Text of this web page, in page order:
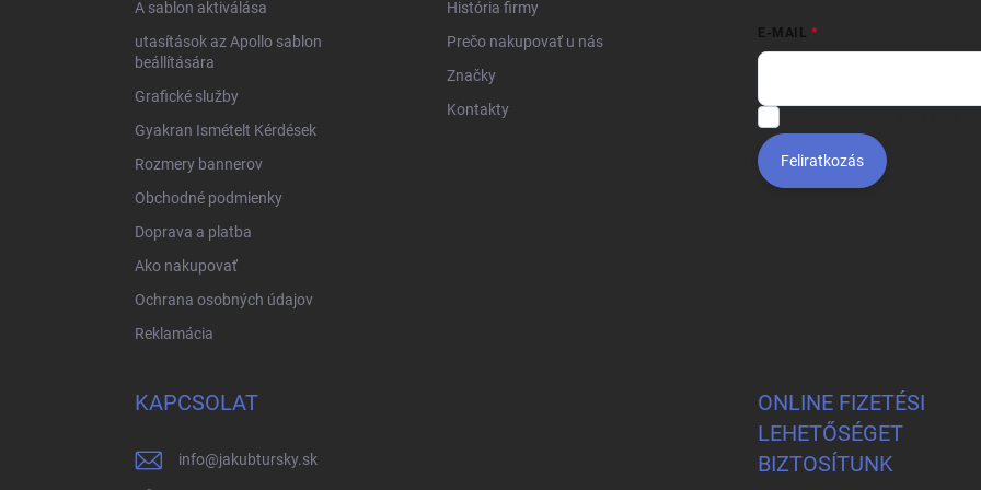
A sablon aktiválása
utasítások az Apollo sablon
beállítására
Grafické služby
Gyakran Ismételt Kérdések
Rozmery bannerov
Obchodné podmienky
Doprava a platba
Ako nakupovať
Ochrana osobných údajov
Reklamácia
História firmy
Prečo nakupovať u nás
Značky
Kontakty
E-MAIL
Feliratkozás
KAPCSOLAT
info@jakubtursky.sk
ONLINE FIZETÉSI
LEHETŐSÉGET
BIZTOSÍTUNK